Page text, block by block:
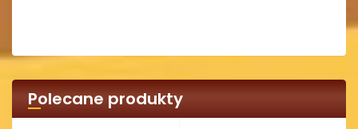
Polecane produkty